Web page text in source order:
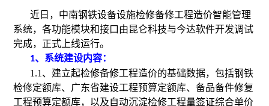
近日，中南钢铁设备设施检修备修工程造价智能管理
系统，各功能模块和接口由昆仑科技与今达软件开发调试
完成，正式上线运行。
1、 系统建设内容：
1.1、建立起检修备修工程造价的基础数据，包括钢铁
检修定额库、广东省建设工程预算定额库、备品备件修复
工程预算定额库，以及自动沉淀检修工程量签证综合单价